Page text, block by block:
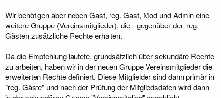
Wir benötigen aber neben Gast, reg. Gast, Mod und Admin eine
weitere Gruppe (Vereinsmitglieder), die - gegenüber den reg.
Gästen zusätzliche Rechte erhalten.
Da die Empfehlung lautete, grundsätzlich über sekundäre Rechte
zu arbeiten, haben wir in der neuen Gruppe Vereinsmitglieder die
erweiterten Rechte definiert. Diese Mitglielder sind dann primär in
"reg. Gäste" und nach der Prüfung der Mitgliedsdaten wird dann